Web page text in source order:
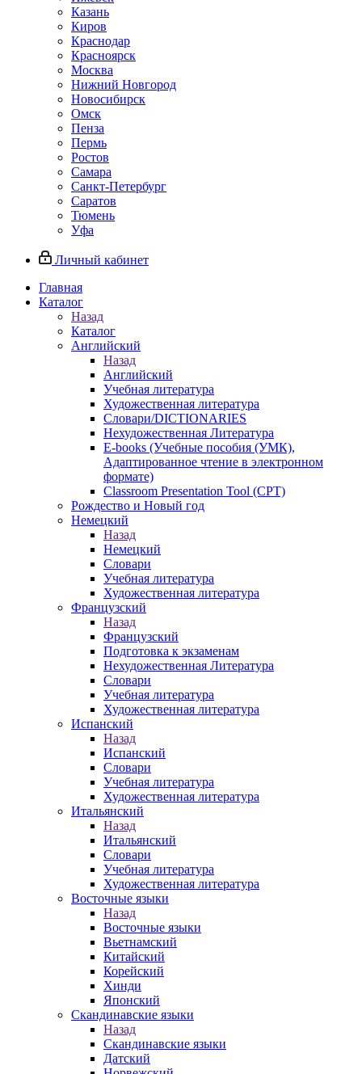
Казань
Киров
Краснодар
Красноярск
Москва
Нижний Новгород
Новосибирск
Омск
Пенза
Пермь
Ростов
Самара
Санкт-Петербург
Саратов
Тюмень
Уфа
Личный кабинет
Главная
Каталог
Назад
Каталог
Английский
Назад
Английский
Учебная литература
Художественная литература
Словари/DICTIONARIES
Нехудожественная Литература
E-books (Учебные пособия (УМК),
Адаптированное чтение в электронном
формате)
Classroom Presentation Tool (CPT)
Рождество и Новый год
Немецкий
Назад
Немецкий
Словари
Учебная литература
Художественная литература
Французский
Назад
Французский
Подготовка к экзаменам
Нехудожественная Литература
Словари
Учебная литература
Художественная литература
Испанский
Назад
Испанский
Словари
Учебная литература
Художественная литература
Итальянский
Назад
Итальянский
Словари
Учебная литература
Художественная литература
Восточные языки
Назад
Восточные языки
Вьетнамский
Китайский
Корейский
Хинди
Японский
Скандинавские языки
Назад
Скандинавские языки
Датский